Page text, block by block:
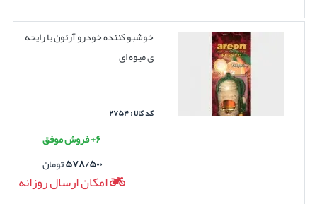
خوشبو کننده خودرو آرئون با رایحه
ی میوه ای
کد کالا : ۲۷۵۴
۶+ فروش موفق
۵۷۸/۵۰۰تومان
امکان ارسال روزانه